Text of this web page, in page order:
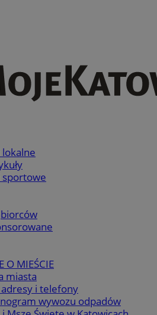
sportowe
O MIEŚCIE
miasta
i telefony
wywozu odpadów